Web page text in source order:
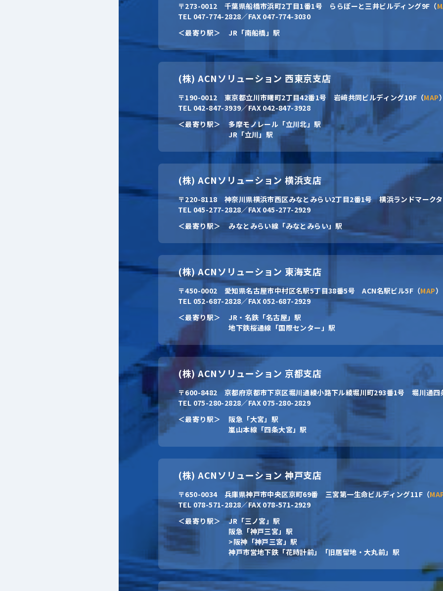
〒273-0012千葉県船橋市浜町2丁目1番1号 ららぽーと三井ビルディング9F（
TEL 047-774-2828／FAX 047-774-3030
＜最寄り駅＞
JR「南船橋」駅
(株) ACNソリューション 西東京支店
〒190-0012東京都立川市曙町2丁目42番1号 岩﨑共同ビルディング10F（MAP）
TEL 042-847-3939／FAX 042-847-3928
＜最寄り駅＞
多摩モノレール「立川北」駅
JR「立川」駅
(株) ACNソリューション 横浜支店
〒220-8118神奈川県横浜市西区みなとみらい2丁目2番1号 横浜ランドマーク
TEL 045-277-2828／FAX 045-277-2929
＜最寄り駅＞
みなとみらい線「みなとみらい」駅
(株) ACNソリューション 東海支店
〒450-0002 愛知県名古屋市中村区名駅5丁目38番5号 ACN名駅ビル5F（MAP）
TEL 052-687-2828／FAX 052-687-2929
＜最寄り駅＞
JR・名鉄「名古屋」駅
地下鉄桜通線「国際センター」駅
(株) ACNソリューション 京都支店
〒600-8482京都府京都市下京区堀川通綾小路下ル綾堀川町293番1号 堀川通四
TEL 075-280-2828／FAX 075-280-2829
＜最寄り駅＞
阪急「大宮」駅
嵐山本線「四条大宮」駅
(株) ACNソリューション 神戸支店
〒650-0034兵庫県神戸市中央区京町69番 三宮第一生命ビルディング11F（
TEL 078-571-2828／FAX 078-571-2929
＜最寄り駅＞
JR「三ノ宮」駅
阪急「神戸三宮」駅
>阪神「神戸三宮」駅
神戸市営地下鉄「花時計前」「旧居留地・大丸前」駅